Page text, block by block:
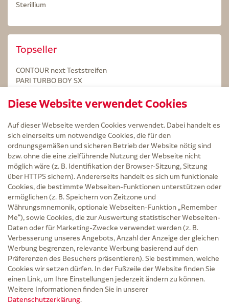
Sterillium
Topseller
CONTOUR next Teststreifen
PARI TURBO BOY SX
Kintex Kinesiologie Tape blau
Service
Versand und Lieferzeit
Kontakt
FAQ
AGB
Cookie-Einstellungen
Datenschutz
Erklärung zur Barrierefreiheit
Widerruf
Impressum
Zu Risiken und Nebenwirkungen lesen Sie die Packungsbeilage und fragen Sie
Ihre Ärztin, Ihren Arzt oder in der Apotheke.
Diese Website verwendet Cookies
Auf dieser Webseite werden Cookies verwendet. Dabei handelt es
sich einerseits um notwendige Cookies, die für den
ordnungsgemäßen und sicheren Betrieb der Website nötig sind
bzw. ohne die eine zielführende Nutzung der Webseite nicht
möglich wäre (z. B. Identifikation der Browser-Sitzung, Sitzung
über HTTPS sichern). Andererseits handelt es sich um funktionale
Cookies, die bestimmte Webseiten-Funktionen unterstützen oder
ermöglichen (z. B. Speichern von Zeitzone und
Währungsmnemonik, optionale Webseiten-Funktion „Remember
Me“), sowie Cookies, die zur Auswertung statistischer Webseiten-
Daten oder für Marketing-Zwecke verwendet werden (z. B.
Verbesserung unseres Angebots, Anzahl der Anzeige der gleichen
Werbung begrenzen, relevante Werbung basierend auf den
Präferenzen des Besuchers präsentieren). Sie bestimmen, welche
Cookies wir setzen dürfen. In der Fußzeile der Website finden Sie
einen Link, um Ihre Einstellungen jederzeit ändern zu können.
Weitere Informationen finden Sie in unserer
Datenschutzerklärung.